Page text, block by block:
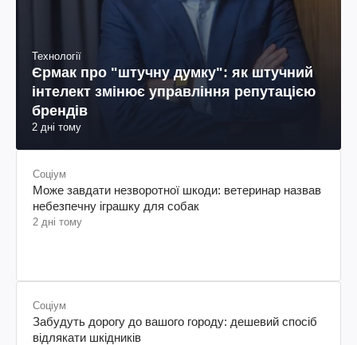
Технології
Єрмак про "штучну думку": як штучний
інтелект змінює управління репутацією
брендів
2 дні тому
Соціум
Може завдати незворотної шкоди: ветеринар назвав
небезпечну іграшку для собак
2 дні тому
Соціум
Забудуть дорогу до вашого городу: дешевий спосіб
відлякати шкідників